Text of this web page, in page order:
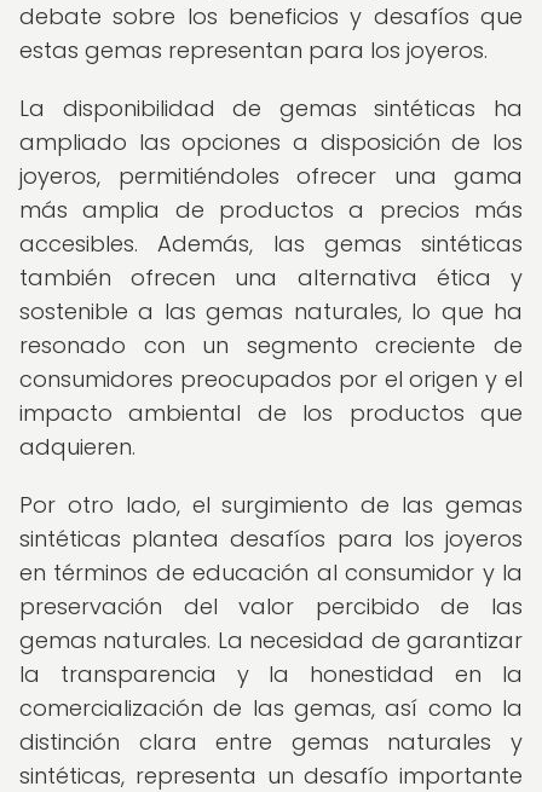
debate sobre los beneficios y desafíos que
estas gemas representan para los joyeros.
La disponibilidad de gemas sintéticas ha
ampliado las opciones a disposición de los
joyeros, permitiéndoles ofrecer una gama
más amplia de productos a precios más
accesibles. Además, las gemas sintéticas
también ofrecen una alternativa ética y
sostenible a las gemas naturales, lo que ha
resonado con un segmento creciente de
consumidores preocupados por el origen y el
impacto ambiental de los productos que
adquieren.
Por otro lado, el surgimiento de las gemas
sintéticas plantea desafíos para los joyeros
en términos de educación al consumidor y la
preservación del valor percibido de las
gemas naturales. La necesidad de garantizar
la transparencia y la honestidad en la
comercialización de las gemas, así como la
distinción clara entre gemas naturales y
sintéticas, representa un desafío importante